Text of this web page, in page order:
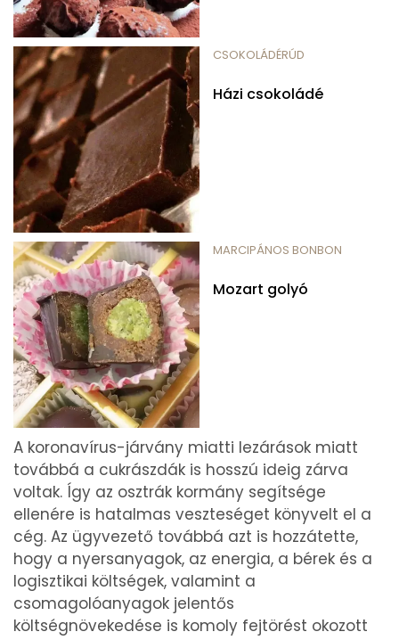
CSOKOLÁDÉRÚD
Házi csokoládé
MARCIPÁNOS BONBON
Mozart golyó
A koronavírus-járvány miatti lezárások miatt
továbbá a cukrászdák is hosszú ideig zárva
voltak. Így az osztrák kormány segítsége
ellenére is hatalmas veszteséget könyvelt el a
cég. Az ügyvezető továbbá azt is hozzátette,
hogy a nyersanyagok, az energia, a bérek és a
logisztikai költségek, valamint a
csomagolóanyagok jelentős
költségnövekedése is komoly fejtörést okozott